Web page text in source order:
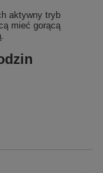
aktywny tryb
mieć gorącą